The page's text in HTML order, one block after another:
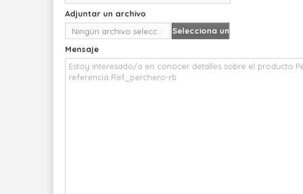
Adjuntar un archivo
Ningún archivo seleccionadoSelecciona un
Mensaje